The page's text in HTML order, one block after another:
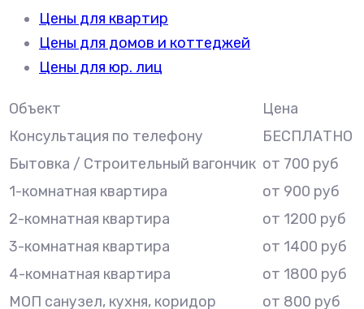
Цены для квартир
Цены для домов и коттеджей
Цены для юр. лиц
Объект
Цена
Консультация по телефону
БЕСПЛАТНО
Бытовка / Строительный вагончик от 700 руб
1-комнатная квартира
от 900 руб
2-комнатная квартира
от 1200 руб
3-комнатная квартира
от 1400 руб
4-комнатная квартира
от 1800 руб
МОП санузел, кухня, коридор
от 800 руб